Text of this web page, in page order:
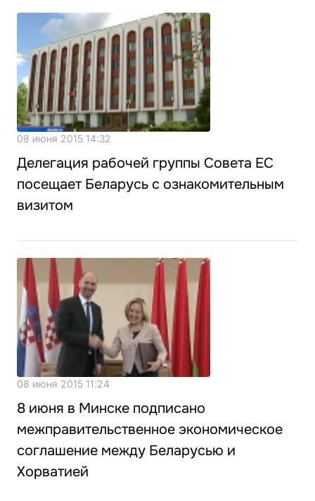
08 июня 2015 14:32
Делегация рабочей группы Совета ЕС
посещает Беларусь с ознакомительным
визитом
08 июня 2015 11:24
8 июня в Минске подписано
межправительственное экономическое
соглашение между Беларусью и
Хорватией